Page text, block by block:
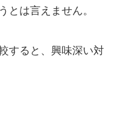
は言えません。
すると、興味深い対